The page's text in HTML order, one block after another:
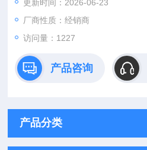
更新时间：2026-06-23
厂商性质：经销商
访问量：1227
产品咨询
产品分类